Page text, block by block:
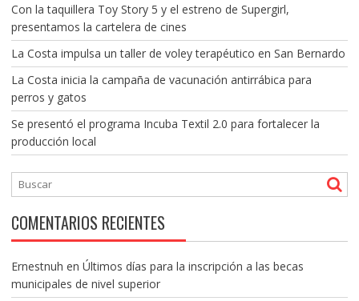
Con la taquillera Toy Story 5 y el estreno de Supergirl,
presentamos la cartelera de cines
La Costa impulsa un taller de voley terapéutico en San Bernardo
La Costa inicia la campaña de vacunación antirrábica para
perros y gatos
Se presentó el programa Incuba Textil 2.0 para fortalecer la
producción local
COMENTARIOS RECIENTES
Ernestnuh en Últimos días para la inscripción a las becas
municipales de nivel superior